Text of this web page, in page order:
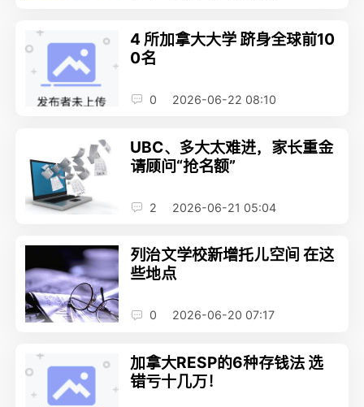
4 所加拿大大学 跻身全球前10
0名
0 2026-06-22 08:10
UBC、多大太难进，家长重金
请顾问“抢名额”
2 2026-06-21 05:04
列治文学校新增托儿空间 在这
些地点
0 2026-06-20 07:17
加拿大RESP的6种存钱法 选
错亏十几万！